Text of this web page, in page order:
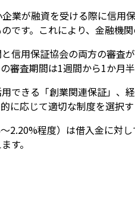
業が融資を受ける際に信用
です。これにより、金融機
信用保証協会の両方の審査
審査期間は1週間から1か月
できる「創業関連保証」、
に応じて適切な制度を選択
2.20%程度）は借入金に対
す。